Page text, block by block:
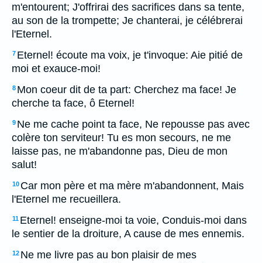
m'entourent; J'offrirai des sacrifices dans sa tente,
au son de la trompette; Je chanterai, je célébrerai
l'Eternel.
7 Eternel! écoute ma voix, je t'invoque: Aie pitié de
moi et exauce-moi!
8 Mon coeur dit de ta part: Cherchez ma face! Je
cherche ta face, ô Eternel!
9 Ne me cache point ta face, Ne repousse pas avec
colère ton serviteur! Tu es mon secours, ne me
laisse pas, ne m'abandonne pas, Dieu de mon
salut!
10 Car mon père et ma mère m'abandonnent, Mais
l'Eternel me recueillera.
11 Eternel! enseigne-moi ta voie, Conduis-moi dans
le sentier de la droiture, A cause de mes ennemis.
12 Ne me livre pas au bon plaisir de mes